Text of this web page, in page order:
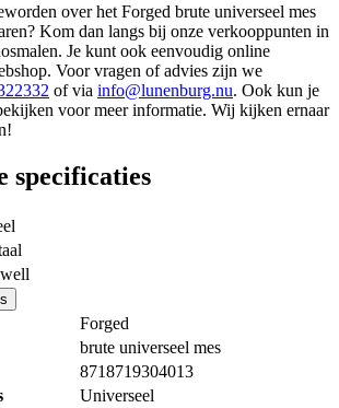
over het Forged brute universeel mes
Kom dan langs bij onze verkooppunten in
Je kunt ook eenvoudig online
Voor vragen of advies zijn we
of via info@lunenburg.nu. Ook kun je
voor meer informatie. Wij kijken ernaar
specificaties
Forged
brute universeel mes
8718719304013
Universeel